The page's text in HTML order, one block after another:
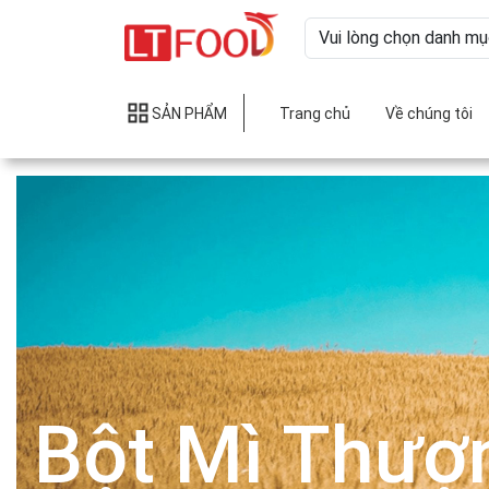
SẢN PHẨM Trang chủ Về chúng tôi
Bột Mì